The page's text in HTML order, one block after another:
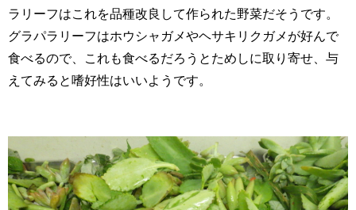
ラリーフはこれを品種改良して作られた野菜だそうです。
グラパラリーフはホウシャガメやヘサキリクガメが好んで
食べるので、これも食べるだろうとためしに取り寄せ、与
えてみると嗜好性はいいようです。